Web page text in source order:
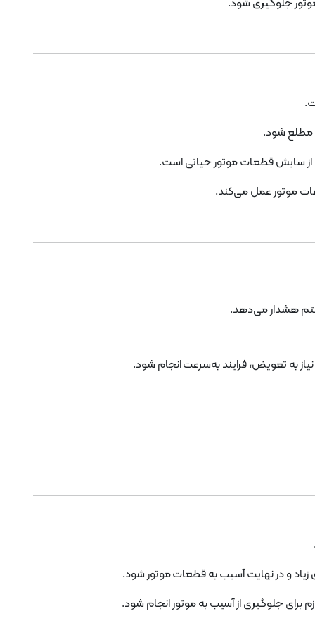
جلوگیری شود.
مطلع شود.
از سایش قطعات موتور حیاتی است.
موتور عمل می‌کند.
و در نهایت آسیب به قطعات موتور شود.
برای جلوگیری از آسیب به موتور انجام شود.